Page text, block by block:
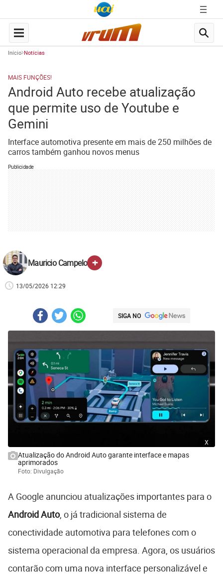
Início Notícias
MAIS FUNÇÕES!
Android Auto recebe atualização
que permite uso de Youtube e
Gemini
Interface automotiva presente em mais de 250 milhões de
carros também ganhou novos menus
Publicidade
Mauricio Campelo +
13/05/2026 12:29
SIGA NO
x
Atualização do Android Auto garante interface e mapas
aprimorados
Foto: Divulgação
A Google anunciou atualizações importantes para o
Android Auto, o já tradicional sistema de
conectividade automotiva para telefones com o
sistema operacional da empresa. Agora, os usuários
contarão com uma nova interface personalizável e